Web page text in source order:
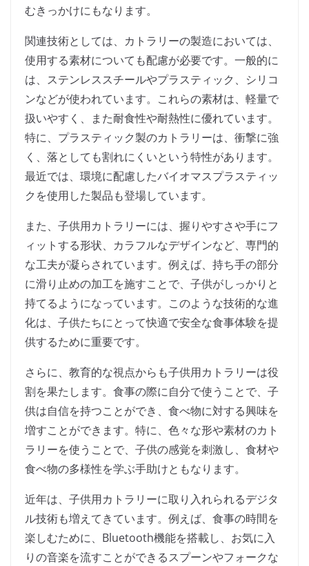
むきっかけにもなります。
関連技術としては、カトラリーの製造においては、
使用する素材についても配慮が必要です。一般的に
は、ステンレススチールやプラスティック、シリコ
ンなどが使われています。これらの素材は、軽量で
扱いやすく、また耐食性や耐熱性に優れています。
特に、プラスティック製のカトラリーは、衝撃に強
く、落としても割れにくいという特性があります。
最近では、環境に配慮したバイオマスプラスティッ
クを使用した製品も登場しています。
また、子供用カトラリーには、握りやすさや手にフ
ィットする形状、カラフルなデザインなど、専門的
な工夫が凝らされています。例えば、持ち手の部分
に滑り止めの加工を施すことで、子供がしっかりと
持てるようになっています。このような技術的な進
化は、子供たちにとって快適で安全な食事体験を提
供するために重要です。
さらに、教育的な視点からも子供用カトラリーは役
割を果たします。食事の際に自分で使うことで、子
供は自信を持つことができ、食べ物に対する興味を
増すことができます。特に、色々な形や素材のカト
ラリーを使うことで、子供の感覚を刺激し、食材や
食べ物の多様性を学ぶ手助けともなります。
近年は、子供用カトラリーに取り入れられるデジタ
ル技術も増えてきています。例えば、食事の時間を
楽しむために、Bluetooth機能を搭載し、お気に入
りの音楽を流すことができるスプーンやフォークな